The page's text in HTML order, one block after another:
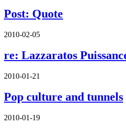
Post: Quote
2010-02-05
re: Lazzaratos
2010-01-21
Pop culture and tunnels
2010-01-19